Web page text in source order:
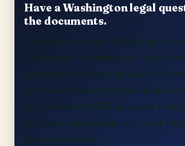
Have a Washington legal
the documents.
General-purpose Washington
evaluation for business,
commercial matters. Send the
and a short description. I will
the relevant RCW or court rule
the leverage points are, and
step should be.